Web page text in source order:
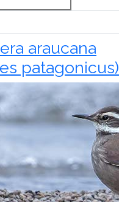
araucana
patagonicus)